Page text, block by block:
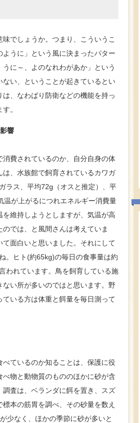
でしょうか。つまり、こういうこ
うに」という風に決まったパター
に～、よのなれわがあか」という
い、ということが起きているとい
、なわばり防衛などの機能を持っ
。
響
費されているのか、自分自身の体
、水族館で飼育されているカワガ
ラス、平均72g（オスと推定）、平
が上がるにつれエネルギー消費量
維持しようとしますが、気温が高
では、と風間さんは考えていま
面白いと思いました。それにして
。ヒト(約65kg)の毎日の食事量は約
われています。鳥を飼育している施
い所が多いのではと思います。野
いる方は体重と餌量を毎日測って
ているのか知ることは、保護に役
物と動物質のもののほかに砂が含
査は、ベランダに餌を置き、スズ
本の筋胃を調べ、その砂量を数え
少なく、ほかの季節に砂が多いと